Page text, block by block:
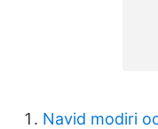
Navid modiri